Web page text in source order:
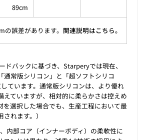
89cm
誤差があります。 関連説明はこちら。
バックに基づき、Starperyでは現在、
通常版シリコン」と「超ソフトシリコ
ています。通常版シリコンは、より優れ
えていますが、相対的に柔らかさは控えめ
を選択した場合でも、生産工程において最
れます。）
内部コア（インナーボディ）の柔軟性に